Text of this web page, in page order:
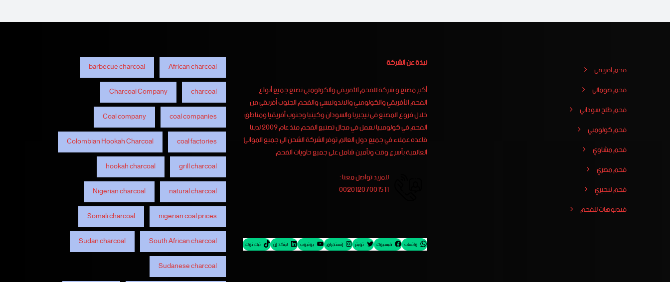
فحم افريقي
فحم صومالي
فحم طلح سوداني
فحم كولومبي
فحم مشاوي
فحم مصري
فحم نيجيري
فيدبوهات للفحم
نبذة عن الشركة
أكبر مصنع و شركة للفحم الأفريقي والكولومبي نصنع جميع أنواع
الفحم الأفريقي والكولومبي والاندونيسي والفحم الجنوب أفريقي من
خلال فروع المصنع فى نيجيريا والسودان وكينيا وجنوب أفريقيا ومناطق
الفحم في كولومبيا نعمل في مجال تصنيع الفحم منذ عام 2009 لدينا
قاعده عملاء في جميع دول العالم توفر الشركة الشحن الى جميع الموانئ
العالمية بأسرع وقت وتأمين شامل على جميع حاويات الفحم
للمزيد تواصل معنا :
00201207001511
واتساب فيسبوك تويتر إنستجرام يوتيوب لينكد إن تيك توك
African charcoal
barbecue charcoal
charcoal
Charcoal Company
coal companies
Coal company
coal factories
Colombian Hookah Charcoal
grill charcoal
hookah charcoal
natural charcoal
Nigerian charcoal
nigerian coal prices
Somali charcoal
South African charcoal
Sudan charcoal
Sudanese charcoal